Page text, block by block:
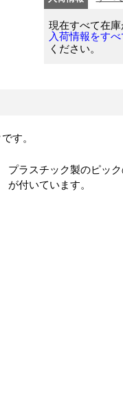
現在すべて在庫
入荷情報をす
ください。
す。
プラスチック製のピッ
が付いています。